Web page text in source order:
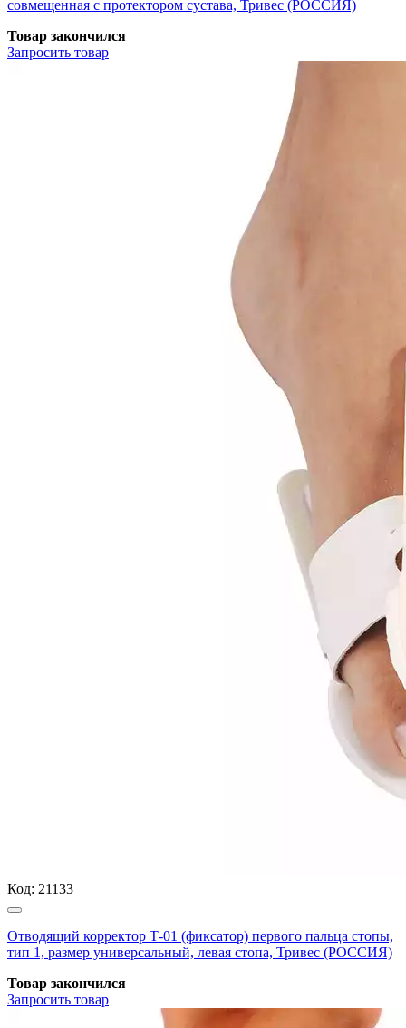
совмещенная с протектором сустава, Тривес (РОССИЯ)
Товар закончился
Запросить товар
Код: 21133
Отводящий корректор Т-01 (фиксатор) первого пальца стопы,
тип 1, размер универсальный, левая стопа, Тривес (РОССИЯ)
Товар закончился
Запросить товар